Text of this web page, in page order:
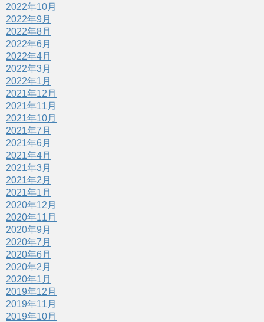
2022年10月
2022年9月
2022年8月
2022年6月
2022年4月
2022年3月
2022年1月
2021年12月
2021年11月
2021年10月
2021年7月
2021年6月
2021年4月
2021年3月
2021年2月
2021年1月
2020年12月
2020年11月
2020年9月
2020年7月
2020年6月
2020年2月
2020年1月
2019年12月
2019年11月
2019年10月